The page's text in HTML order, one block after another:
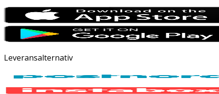
Leveransalternativ